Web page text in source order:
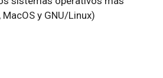
y GNU/Linux)